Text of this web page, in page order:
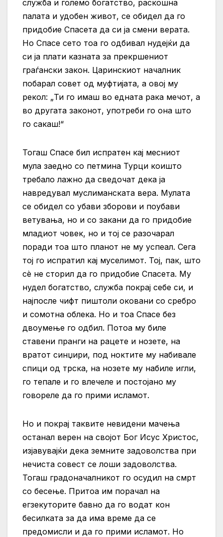
служба и големо богатство, раскошна
палата и удобен живот, се обидел да го
придобие Спасета да си ја смени верата.
Но Спасе сето тоа го одбивал нудејќи да
си ја плати казната за прекршениот
граѓански закон. Царинскиот началник
побарал совет од муфтијата, а овој му
рекол: „Ти го имаш во едната рака мечот, а
во другата законот, употреби го она што
го сакаш!“
Тогаш Спасе бил испратен кај месниот
мула заедно со петмина Турци коишто
требало лажно да сведочат дека ја
навредувал муслиманската вера. Мулата
се обидел со убави зборови и поубави
ветувања, но и со закани да го придобие
младиот човек, но и тој се разочарал
поради тоа што планот не му успеал. Сега
тој го испратил кај муселимот. Тој, пак, што
сè не сторил да го придобие Спасета. Му
нудел богатство, служба покрај себе си, и
најпосле чифт пиштоли оковани со сребро
и сомотна облека. Но и тоа Спасе без
двоумење го одбил. Потоа му биле
ставени пранги на рацете и нозете, на
вратот синџири, под ноктите му набивале
спици од трска, на нозете му набиле игли,
го тепале и го влечеле и постојано му
говореле да го прими исламот.
Но и покрај таквите невидени мачења
останал верен на својот Бог Исус Христос,
изјавувајќи дека земните задоволства при
нечиста совест се лоши задоволства.
Тогаш градоначалникот го осудил на смрт
со бесење. Притоа им порачал на
егзекуторите бавно да го водат кон
бесилката за да има време да се
предомисли и да го прими исламот. Но